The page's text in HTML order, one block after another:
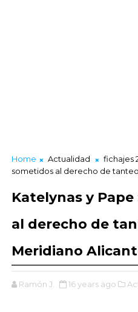
Home Actualidad fichajes
sometidos al derecho de
Katelynas y
al derecho de
Meridiano
Ramón J. 16 years ago